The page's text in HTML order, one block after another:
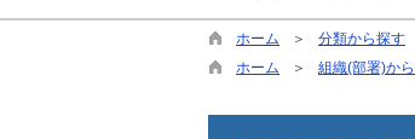
ホーム 分類から探す
ホーム
組織(部署)か